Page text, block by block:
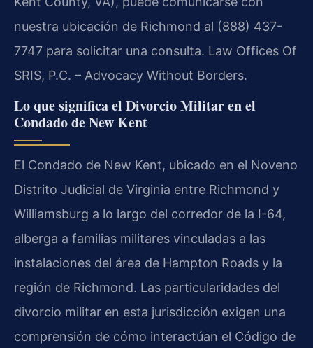
nuestra ubicación de Richmond al (888) 437-
7747 para solicitar una consulta. Law Offices Of
SRIS, P.C. – Advocacy Without Borders.
Lo que significa el Divorcio Militar en el
Condado de New Kent
El Condado de New Kent, ubicado en el Noveno
Distrito Judicial de Virginia entre Richmond y
Williamsburg a lo largo del corredor de la I-64,
alberga a familias militares vinculadas a las
instalaciones del área de Hampton Roads y la
región de Richmond. Las particularidades del
divorcio militar en esta jurisdicción exigen una
comprensión de cómo interactúan el Código de